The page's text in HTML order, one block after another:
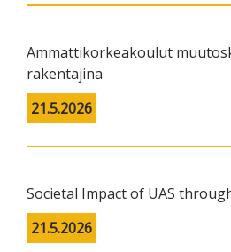
Ammattikorkeakoulut
rakentajina
21.5.2026
Societal Impact of UAS
21.5.2026